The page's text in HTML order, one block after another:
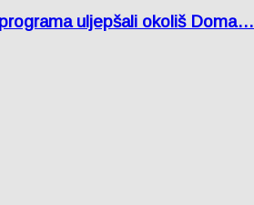
uljepšali okoliš Doma…